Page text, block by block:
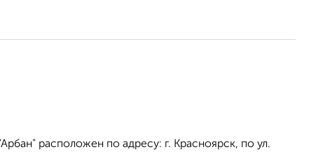
расположен по адресу: г. Красноярск, по ул.